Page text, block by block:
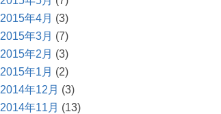
2015年4月 (3)
2015年3月 (7)
2015年2月 (3)
2015年1月 (2)
2014年12月 (3)
2014年11月 (13)